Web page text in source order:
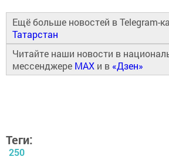
Ещё больше новостей в Telegram-
Татарстан
Читайте наши новости в
мессенджере MAX и в «Дзен»
Теги:
250